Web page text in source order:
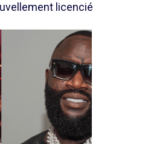
licencié